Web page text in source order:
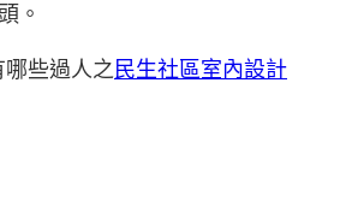
。
哪些過人之民生社區室內設計